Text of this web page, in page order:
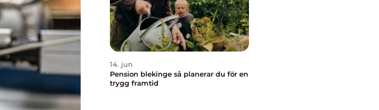
14. jun
Pension blekinge så planerar du för en
trygg framtid